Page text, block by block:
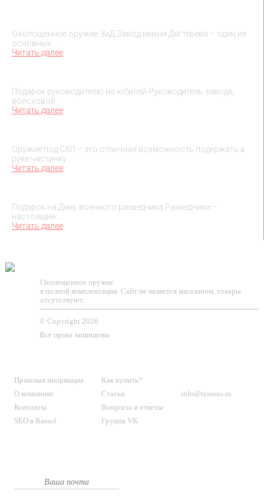
Охолощенное оружие ЗиД Завод имени Дягтерева – один из
основных…
Читать далее
Подарок руководителю на юбилей Руководитель завода,
войсковой…
Читать далее
Оружие под СХП – это отличная возможность подержать в
руке частичку…
Читать далее
Подарок на День военного разведчика Разведчики –
настоящие…
Читать далее
Охолощенное оружие
в полной комплектации. Сайт не является магазином, товары
отсутствуют.
© Copyright 2026
Все права защищены
Правовая инормация
О компании
Контакты
SEO в Rassol
Как купить?
Статьи
Вопросы и ответы
Группа VK
info@tesseus.ru